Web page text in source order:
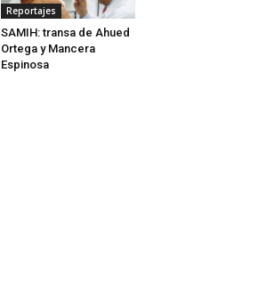
Reportajes
SAMIH: transa de Ahued
Ortega y Mancera
Espinosa